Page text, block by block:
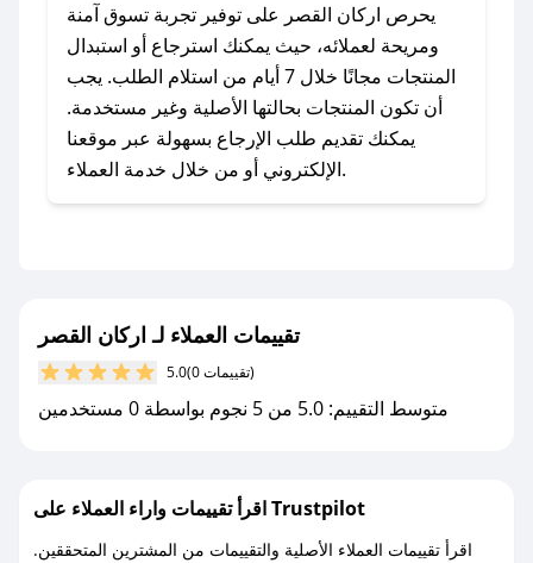
### كيف تحصل على كوبونات خصم حصرية من
اركان القصر؟
للحصول على كوبونات وخصومات حصرية، قم بما
يلي:
- اضغط على أيقونة متابعة لمتجر اركان القصر في
جديد.
مع صحصح، تسوق بذكاء ووفّر على كل مشترياتك مع
كوبونات خصم حصرية من اركان القصر!
يحرص اركان القصر على توفير تجربة تسوق آمنة
ومريحة لعملائه، حيث يمكنك استرجاع أو استبدال
المنتجات مجانًا خلال 7 أيام من استلام الطلب. يجب
أن تكون المنتجات بحالتها الأصلية وغير مستخدمة.
يمكنك تقديم طلب الإرجاع بسهولة عبر موقعنا
الإلكتروني أو من خلال خدمة العملاء.
تقييمات العملاء لـ اركان القصر
5.0 (0 تقييمات)
متوسط التقييم: 5.0 من 5 نجوم بواسطة 0 مستخدمين
اقرأ تقييمات واراء العملاء على Trustpilot
اقرأ تقييمات العملاء الأصلية والتقييمات من المشترين المتحققين.